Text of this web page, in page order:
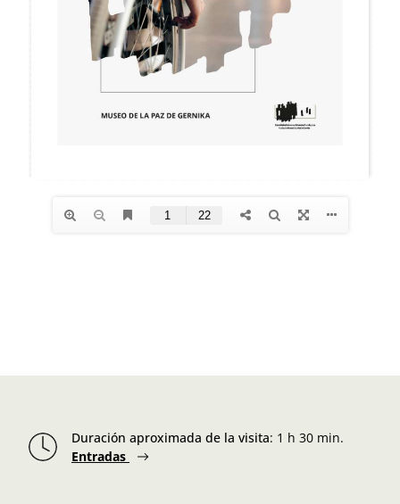
Duración aproximada de la visita: 1 h 30 min.
Entradas